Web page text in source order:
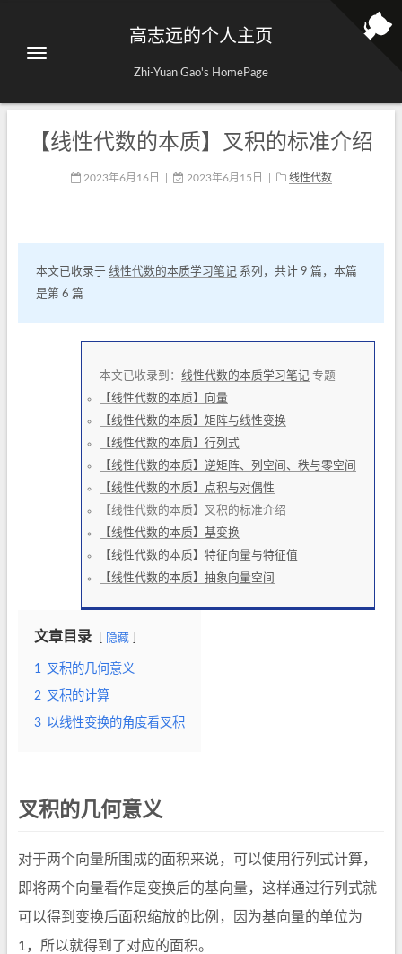
高志远的个人主页
Zhi-Yuan Gao's HomePage
【线性代数的本质】叉积的标准介绍
2023年6月16日 2023年6月15日 线性代数
本文已收录于 线性代数的本质学习笔记 系列，共计 9 篇，本篇
是第 6 篇
本文已收录到： 线性代数的本质学习笔记 专题
【线性代数的本质】向量
【线性代数的本质】矩阵与线性变换
【线性代数的本质】行列式
【线性代数的本质】逆矩阵、列空间、秩与零空间
【线性代数的本质】点积与对偶性
【线性代数的本质】叉积的标准介绍
【线性代数的本质】基变换
【线性代数的本质】特征向量与特征值
【线性代数的本质】抽象向量空间
文章目录 隐藏
1 叉积的几何意义
2 叉积的计算
3 以线性变换的角度看叉积
叉积的几何意义
对于两个向量所围成的面积来说，可以使用行列式计算，
即将两个向量看作是变换后的基向量，这样通过行列式就
可以得到变换后面积缩放的比例，因为基向量的单位为
1，所以就得到了对应的面积。